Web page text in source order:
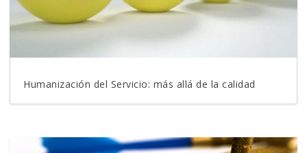
Humanización del Servicio: más allá de la calidad